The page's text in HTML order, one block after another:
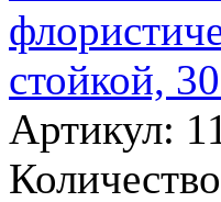
стойкой,
Артикул: